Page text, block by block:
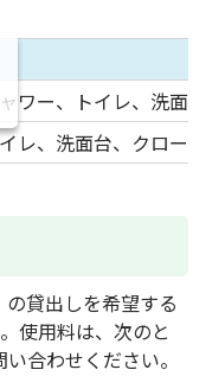
ワー、トイレ、洗面
レ、洗面台、クロー
貸出しを希望する
使用料は、次のと
合わせください。